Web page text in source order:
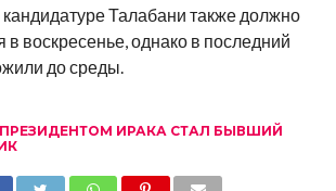
Талабани также должно
в воскресенье, однако в последний
до среды.
ПРЕЗИДЕНТОМ ИРАКА СТАЛ БЫВШИЙ